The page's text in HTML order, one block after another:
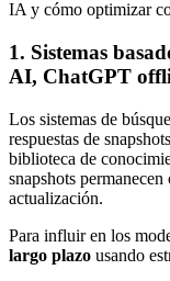
IA y cómo optimizar
1. Sistemas
AI, ChatGPT
Los sistemas de
respuestas de
biblioteca de
snapshots
actualización.
Para influir en los
largo plazo usando